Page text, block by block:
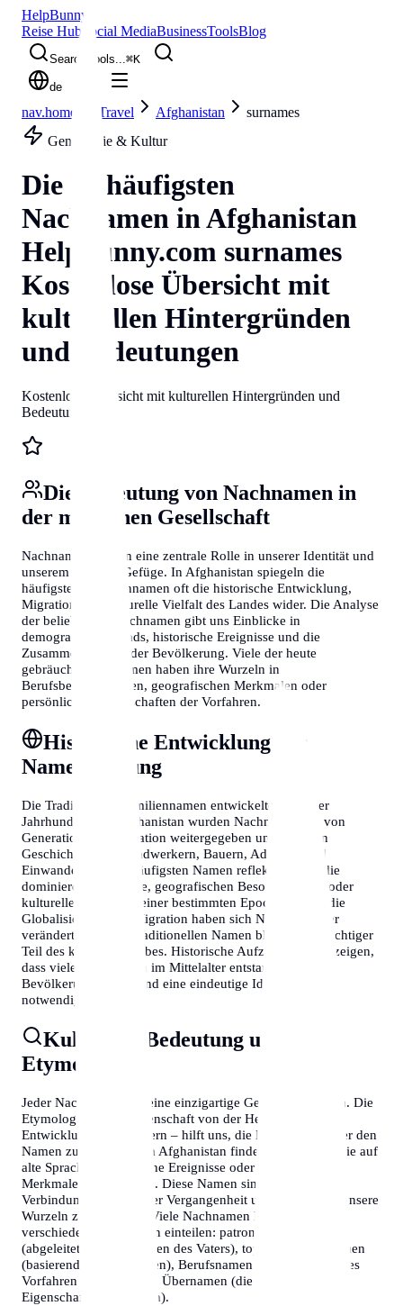
HelpBunny
Reise Hub Social MediaBusinessToolsBlog
Search tools...⌘K
de
nav.home Travel Afghanistan
surnames
Genealogie & Kultur
Die 50 häufigsten
Nachnamen inAfghanistan
Helpbunny.com surnames
Kostenlose Übersicht mit
kulturellen Hintergründen
und Bedeutungen
Kostenlose Übersicht mit kulturellen Hintergründen und
Bedeutungen
Die Bedeutung von Nachnamen in
der modernen Gesellschaft
Nachnamen spielen eine zentrale Rolle in unserer Identität und
unserem sozialen Gefüge. In Afghanistan spiegeln die
häufigsten Familiennamen oft die historische Entwicklung,
Migration und kulturelle Vielfalt des Landes wider. Die Analyse
der beliebtesten Nachnamen gibt uns Einblicke in
demografische Trends, historische Ereignisse und die
Zusammensetzung der Bevölkerung. Viele der heute
gebräuchlichen Namen haben ihre Wurzeln in
Berufsbezeichnungen, geografischen Merkmalen oder
persönlichen Eigenschaften der Vorfahren.
Historische Entwicklung der
Namensgebung
Die Tradition der Familiennamen entwickelte sich über
Jahrhunderte. In Afghanistan wurden Nachnamen oft von
Generation zu Generation weitergegeben und erzählen
Geschichten von Handwerkern, Bauern, Adeligen und
Einwanderern. Die häufigsten Namen reflektieren oft die
dominierenden Berufe, geografischen Besonderheiten oder
kulturellen Einflüsse einer bestimmten Epoche. Durch die
Globalisierung und Migration haben sich Namensmuster
verändert, doch die traditionellen Namen bleiben ein wichtiger
Teil des kulturellen Erbes. Historische Aufzeichnungen zeigen,
dass viele Nachnamen im Mittelalter entstanden, als die
Bevölkerung wuchs und eine eindeutige Identifikation
notwendig wurde.
Kulturelle Bedeutung und
Etymologie
Jeder Nachname trägt eine einzigartige Geschichte in sich. Die
Etymologie – die Wissenschaft von der Herkunft und
Entwicklung von Wörtern – hilft uns, die Bedeutung hinter den
Namen zu verstehen. In Afghanistan finden wir Namen, die auf
alte Sprachen, historische Ereignisse oder geografische
Merkmale zurückgehen. Diese Namen sind lebendige
Verbindungen zu unserer Vergangenheit und helfen uns, unsere
Wurzeln zu verstehen. Viele Nachnamen lassen sich in
verschiedene Kategorien einteilen: patronymische Namen
(abgeleitet vom Vornamen des Vaters), toponymische Namen
(basierend auf Ortsnamen), Berufsnamen (die den Beruf des
Vorfahren angeben) und Übernamen (die auf persönliche
Eigenschaften hinweisen).